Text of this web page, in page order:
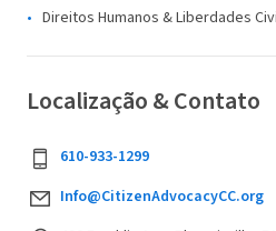
Direitos Humanos & Liberdades
Localização & Contato
610-933-1299
Info@CitizenAdvocacyCC.org